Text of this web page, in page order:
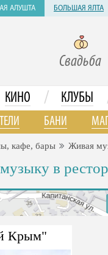
АЛУШТА БОЛЬШАЯ ЯЛТА
Свадьба
КИНО / КЛУБЫ
БАНИ
кафе, бары Живая
в
Крым"